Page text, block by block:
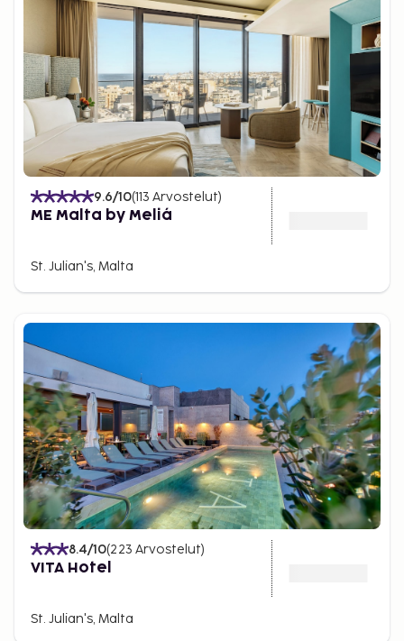
9.6/10(113 Arvostelut)
ME Malta by Meliá
St. Julian's, Malta
8.4/10(223 Arvostelut)
VITA Hotel
St. Julian's, Malta